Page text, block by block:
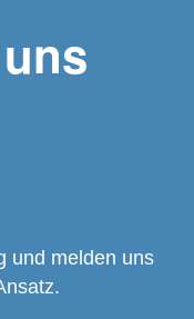
und melden uns